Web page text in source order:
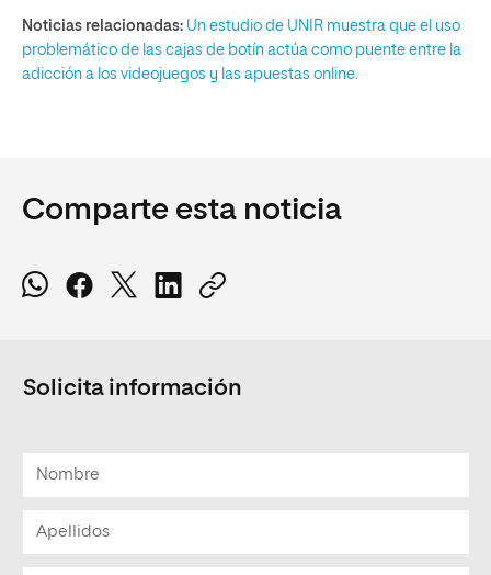
Noticias relacionadas: Un estudio de UNIR muestra que el uso
problemático de las cajas de botín actúa como puente entre la
adicción a los videojuegos y las apuestas online.
Comparte esta noticia
Solicita información